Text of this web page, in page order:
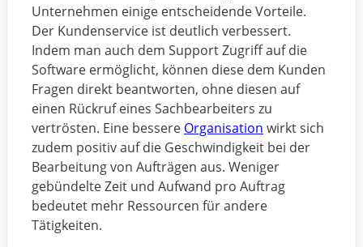
Unternehmen einige entscheidende Vorteile.
Der Kundenservice ist deutlich verbessert.
Indem man auch dem Support Zugriff auf die
Software ermöglicht, können diese dem Kunden
Fragen direkt beantworten, ohne diesen auf
einen Rückruf eines Sachbearbeiters zu
vertrösten. Eine bessere Organisation wirkt sich
zudem positiv auf die Geschwindigkeit bei der
Bearbeitung von Aufträgen aus. Weniger
gebündelte Zeit und Aufwand pro Auftrag
bedeutet mehr Ressourcen für andere
Tätigkeiten.